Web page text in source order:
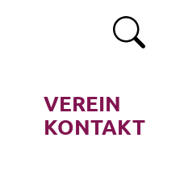
VEREIN
KONTAKT